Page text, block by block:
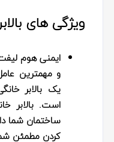
ویژگی های
ایمنی هوم
و مهمترین
یک بالابر
است. بالابر
ساختمان شما
کردن مطمئن